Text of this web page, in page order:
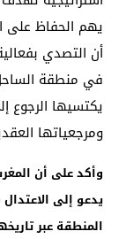
يهم الحفاظ على
أن التصدي
في منطقة
يكتسيها الرجوع
ومرجعياتها
وأكد على أن
يدعو إلى
المنطقة عبر